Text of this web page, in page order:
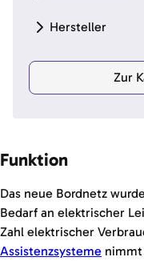
Hersteller
Zur
Funktion
Das neue Bordnetz
Bedarf an elektrischer
Zahl elektrischer
Assistenzsysteme